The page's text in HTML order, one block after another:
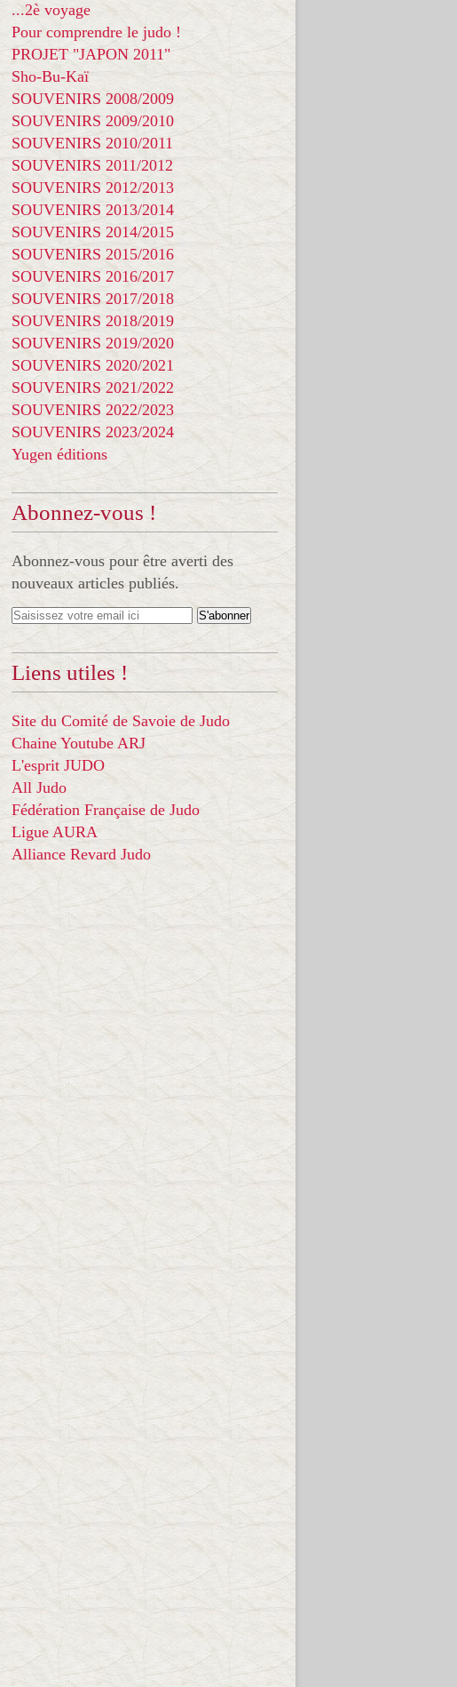
...2è voyage
Pour comprendre le judo !
PROJET "JAPON 2011"
Sho-Bu-Kaï
SOUVENIRS 2008/2009
SOUVENIRS 2009/2010
SOUVENIRS 2010/2011
SOUVENIRS 2011/2012
SOUVENIRS 2012/2013
SOUVENIRS 2013/2014
SOUVENIRS 2014/2015
SOUVENIRS 2015/2016
SOUVENIRS 2016/2017
SOUVENIRS 2017/2018
SOUVENIRS 2018/2019
SOUVENIRS 2019/2020
SOUVENIRS 2020/2021
SOUVENIRS 2021/2022
SOUVENIRS 2022/2023
SOUVENIRS 2023/2024
Yugen éditions
Abonnez-vous !
Abonnez-vous pour être averti des
nouveaux articles publiés.
Liens utiles !
Site du Comité de Savoie de Judo
Chaine Youtube ARJ
L'esprit JUDO
All Judo
Fédération Française de Judo
Ligue AURA
Alliance Revard Judo